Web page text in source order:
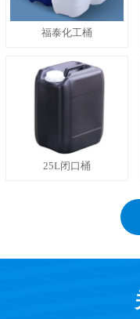
福泰化工桶
25L闭口桶